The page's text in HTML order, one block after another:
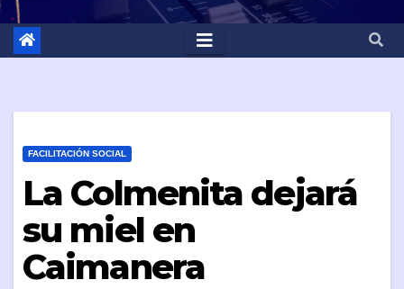
FACILITACIÓN SOCIAL
La Colmenita dejará
su miel en
Caimanera